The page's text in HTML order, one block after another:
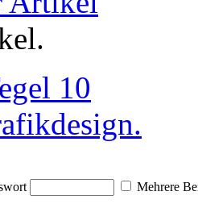
Mehrere